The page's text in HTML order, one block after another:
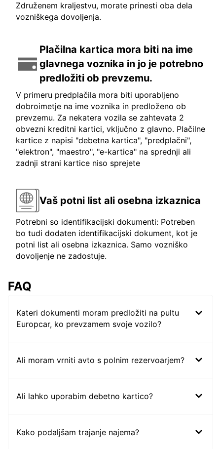
Združenem kraljestvu, morate prinesti oba dela
vozniškega dovoljenja.
Plačilna kartica mora biti na ime
glavnega voznika in jo je potrebno
predložiti ob prevzemu.
V primeru predplačila mora biti uporabljeno
dobroimetje na ime voznika in predloženo ob
prevzemu. Za nekatera vozila se zahtevata 2
obvezni kreditni kartici, vključno z glavno. Plačilne
kartice z napisi "debetna kartica", "predplačni",
"elektron", "maestro", "e-kartica" na sprednji ali
zadnji strani kartice niso sprejete
Vaš potni list ali osebna izkaznica
Potrebni so identifikacijski dokumenti: Potreben
bo tudi dodaten identifikacijski dokument, kot je
potni list ali osebna izkaznica. Samo vozniško
dovoljenje ne zadostuje.
FAQ
Kateri dokumenti moram predložiti na pultu
Europcar, ko prevzamem svoje vozilo?
Ali moram vrniti avto s polnim rezervoarjem?
Ali lahko uporabim debetno kartico?
Kako podaljšam trajanje najema?